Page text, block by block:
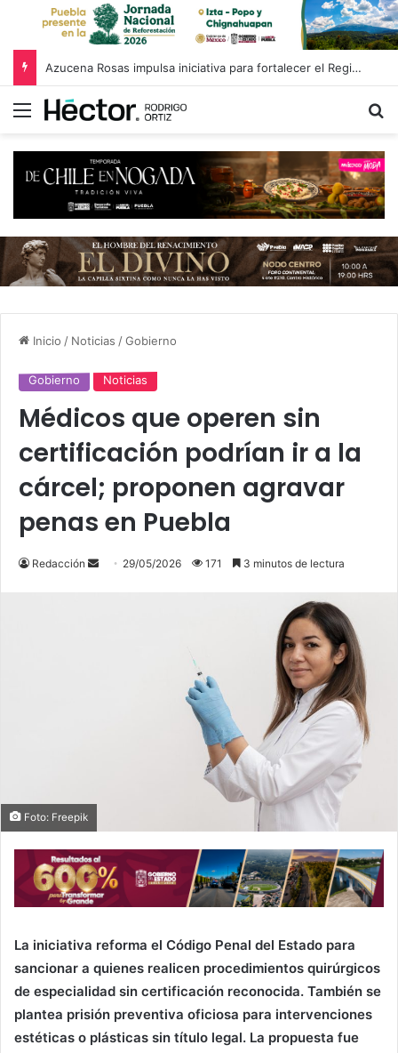
Azucena Rosas impulsa iniciativa para fortalecer el Registro Estatal de Opciones para Educación Superior
Menú
Inicio / Noticias /Gobierno
Gobierno Noticias
Médicos que operen sin
certificación podrían ir a la
cárcel; proponen agravar
penas en Puebla
Redacción
Send 29/05/2026 171 3 minutos de lectura
Foto: Freepik
La iniciativa reforma el Código Penal del Estado para
sancionar a quienes realicen procedimientos quirúrgicos
de especialidad sin certificación reconocida. También se
plantea prisión preventiva oficiosa para intervenciones
estéticas o plásticas sin título legal. La propuesta fue